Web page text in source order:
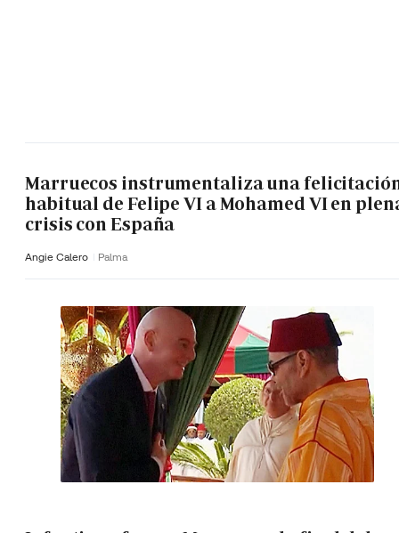
Marruecos instrumentaliza una
habitual de Felipe VI a Mohamed VI en
crisis con España
Angie Calero Palma